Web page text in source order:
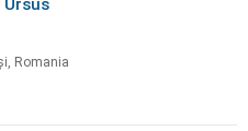
Ursus
Romania